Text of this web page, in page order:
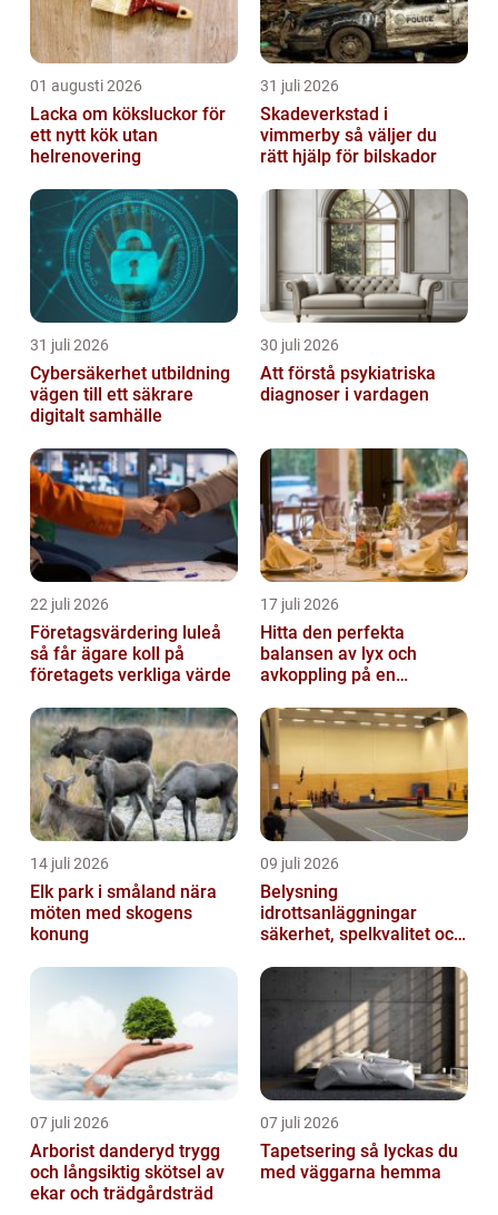
01 augusti 2026
Lacka om köksluckor för
ett nytt kök utan
helrenovering
31 juli 2026
Skadeverkstad i
vimmerby så väljer du
rätt hjälp för bilskador
31 juli 2026
Cybersäkerhet utbildning
vägen till ett säkrare
digitalt samhälle
30 juli 2026
Att förstå psykiatriska
diagnoser i vardagen
22 juli 2026
Företagsvärdering luleå
så får ägare koll på
företagets verkliga värde
17 juli 2026
Hitta den perfekta
balansen av lyx och
avkoppling på en
Östermalm
14 juli 2026
Elk park i småland nära
möten med skogens
konung
09 juli 2026
Belysning
idrottsanläggningar
säkerhet, spelkvalitet och
07 juli 2026
Arborist danderyd trygg
och långsiktig skötsel av
ekar och trädgårdsträd
07 juli 2026
Tapetsering så lyckas du
med väggarna hemma